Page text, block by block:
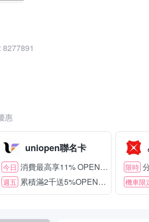
8277891
惠
uniopen聯名卡
今日 消費最高享11% OPENPOINT
週五 累積滿2千送5%OPENPOINT
限時
機車限